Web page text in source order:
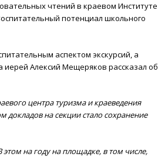
чтений в краевом Институте
потенциал школьного
аспектом экскурсий, а
Алексий Мещеряков рассказал об
центра туризма и краеведения
докладов на секции стало сохранение
на году на площадке, в том числе,